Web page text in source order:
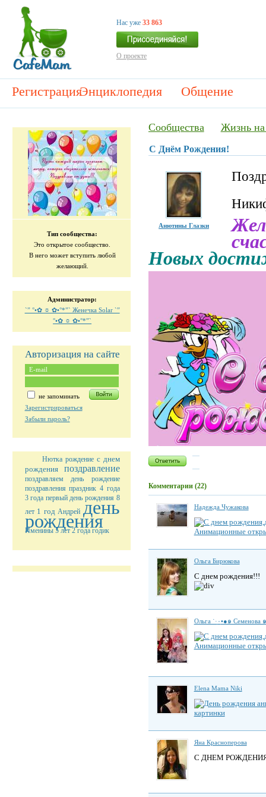
Нас уже 33 863
О проекте
РегистрацияЭнциклопедия Общение
Тип сообщества:
Это открытое сообщество.
В него может вступить любой
желающий.
Администратор:
`” °•✿ ☼ ✿•°*”` Женечка Solar `”
°•✿ ☼ ✿•°*”`
Авторизация на сайте
не запоминать
Зарегистрироваться
Забыли пароль?
Нютка рождение с днем
рождения
поздравление
поздравляем
день рождение
поздравления праздник 4 года
3 года первый день рождения 8
лет 1 год Андрей день
рождения
Именины 5 лет 2 года годик
Сообщества Жизнь
С Днём Рождения!
Анютины Глазки
Новых
Комментарии (22)
Надежда Чужакова
Анимационные
Ольга Бирюкова
С днем рождения!!!
Анимационные
Elena Mama Niki
Яна Красноперова
С ДНЕМ